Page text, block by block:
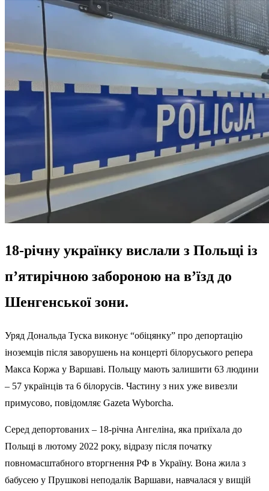
18-річну українку вислали з Польщі із
п’ятирічною забороною на в’їзд до
Шенгенської зони.
Уряд Дональда Туска виконує “обіцянку” про депортацію
іноземців після заворушень на концерті білоруського репера
Макса Коржа у Варшаві. Польщу мають залишити 63 людини
– 57 українців та 6 білорусів. Частину з них уже вивезли
примусово, повідомляє Gazeta Wyborcha.
Серед депортованих – 18-річна Ангеліна, яка приїхала до
Польщі в лютому 2022 року, відразу після початку
повномасштабного вторгнення РФ в Україну. Вона жила з
бабусею у Прушкові неподалік Варшави, навчалася у вищій